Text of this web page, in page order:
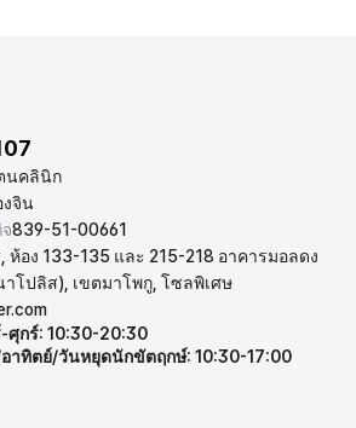
นคลินิก
งจิน
839-51-00661
ห้อง 133-135 และ 215-218 อาคารมอลดง
าโปลิส), เขตมาโพกู, โซลพิเศษ
ศุกร์: 10:30-20:30
อาทิตย์/วันหยุดนักขัตฤกษ์: 10:30-17:00